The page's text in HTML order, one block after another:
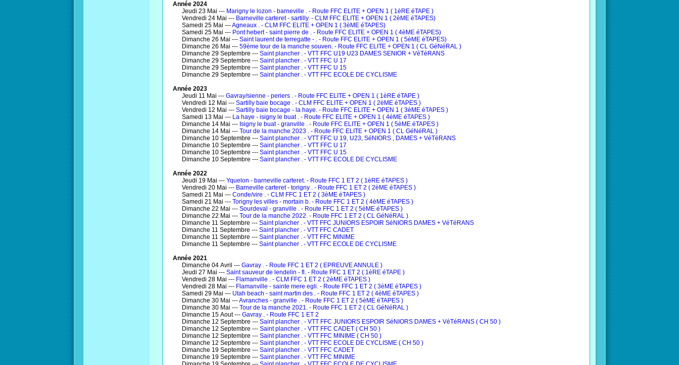
Année 2024
Jeudi 23 Mai --- Marigny le lozon - barneville . - Route FFC ELITE + OPEN 1 ( 1èRE éTAPE )
Vendredi 24 Mai --- Barneville carteret - sartilly. - CLM FFC ELITE + OPEN 1 ( 2èME éTAPES)
Samedi 25 Mai ---Agneaux . - CLM FFC ELITE + OPEN 1 ( 3èME éTAPES)
Samedi 25 Mai --- Pont hebert - saint pierre de . - Route FFC ELITE + OPEN 1 ( 4èME éTAPES)
Dimanche 26 Mai --- Saint laurent de terregatte - . - Route FFC ELITE + OPEN 1 ( 5èME éTAPES)
Dimanche 26 Mai --- 59ème tour de la manche souven. - Route FFC ELITE + OPEN 1 ( CL GéNéRAL )
Dimanche 29 Septembre --- Saint plancher . - VTT FFC U19 U23 DAMES SENIOR + VéTéRANS
Dimanche 29 Septembre --- Saint plancher . - VTT FFC U 17
Dimanche 29 Septembre --- Saint plancher . - VTT FFC U 15
Dimanche 29 Septembre --- Saint plancher . - VTT FFC ECOLE DE CYCLISME
Année 2023
Jeudi 11 Mai --- Gavray/sienne - periers . - Route FFC ELITE + OPEN 1 ( 1èRE éTAPE )
Vendredi 12 Mai --- Sartilly baie bocage . - CLM FFC ELITE + OPEN 1 ( 2èME éTAPES )
Vendredi 12 Mai --- Sartilly baie bocage - la haye. - Route FFC ELITE + OPEN 1 ( 3èME éTAPES )
Samedi 13 Mai --- La haye - isigny le buat . - Route FFC ELITE + OPEN 1 ( 4èME éTAPES )
Dimanche 14 Mai --- Isigny le buat - granville . - Route FFC ELITE + OPEN 1 ( 5èME éTAPES )
Dimanche 14 Mai --- Tour de la manche 2023 . - Route FFC ELITE + OPEN 1 ( CL GéNéRAL )
Dimanche 10 Septembre --- Saint plancher . - VTT FFC U 19, U23, SéNIORS , DAMES + VéTéRANS
Dimanche 10 Septembre --- Saint plancher . - VTT FFC U 17
Dimanche 10 Septembre --- Saint plancher . - VTT FFC U 15
Dimanche 10 Septembre --- Saint plancher . - VTT FFC ECOLE DE CYCLISME
Année 2022
Jeudi 19 Mai --- Yquelon - barneville carteret. - Route FFC 1 ET 2 ( 1èRE éTAPES )
Vendredi 20 Mai --- Barneville carteret - torigny . - Route FFC 1 ET 2 ( 2èME éTAPES )
Samedi 21 Mai --- Conde/vire . - CLM FFC 1 ET 2 ( 3èME éTAPES )
Samedi 21 Mai --- Torigny les villes - mortain b. - Route FFC 1 ET 2 ( 4èME éTAPES )
Dimanche 22 Mai --- Sourdeval - granville . - Route FFC 1 ET 2 ( 5èME éTAPES )
Dimanche 22 Mai --- Tour de la manche 2022. - Route FFC 1 ET 2 ( CL GéNéRAL )
Dimanche 11 Septembre --- Saint plancher . - VTT FFC JUNIORS ESPOIR SéNIORS DAMES + VéTéRANS
Dimanche 11 Septembre --- Saint plancher . - VTT FFC CADET
Dimanche 11 Septembre --- Saint plancher . - VTT FFC MINIME
Dimanche 11 Septembre --- Saint plancher . - VTT FFC ECOLE DE CYCLISME
Année 2021
Dimanche 04 Avril --- Gavray . - Route FFC 1 ET 2 ( EPREUVE ANNULE )
Jeudi 27 Mai --- Saint sauveur de lendelin - fl. - Route FFC 1 ET 2 ( 1èRE éTAPE )
Vendredi 28 Mai --- Flamanville . - CLM FFC 1 ET 2 ( 2èME éTAPES )
Vendredi 28 Mai --- Flamanville - sainte mere egli. - Route FFC 1 ET 2 ( 3èME éTAPES )
Samedi 29 Mai --- Utah beach - saint martin des . - Route FFC 1 ET 2 ( 4èME éTAPES )
Dimanche 30 Mai ---Avranches - granville . - Route FFC 1 ET 2 ( 5èME éTAPES )
Dimanche 30 Mai --- Tour de la manche 2021. - Route FFC 1 ET 2 ( CL GéNéRAL )
Dimanche 15 Aout --- Gavray . - Route FFC 1 ET 2
Dimanche 12 Septembre --- Saint plancher . - VTT FFC JUNIORS ESPOIR SéNIORS DAMES + VéTéRANS ( CH 50 )
Dimanche 12 Septembre --- Saint plancher . - VTT FFC CADET ( CH 50 )
Dimanche 12 Septembre --- Saint plancher . - VTT FFC MINIME ( CH 50 )
Dimanche 12 Septembre --- Saint plancher . - VTT FFC ECOLE DE CYCLISME ( CH 50 )
Dimanche 19 Septembre --- Saint plancher . - VTT FFC CADET
Dimanche 19 Septembre --- Saint plancher . - VTT FFC MINIME